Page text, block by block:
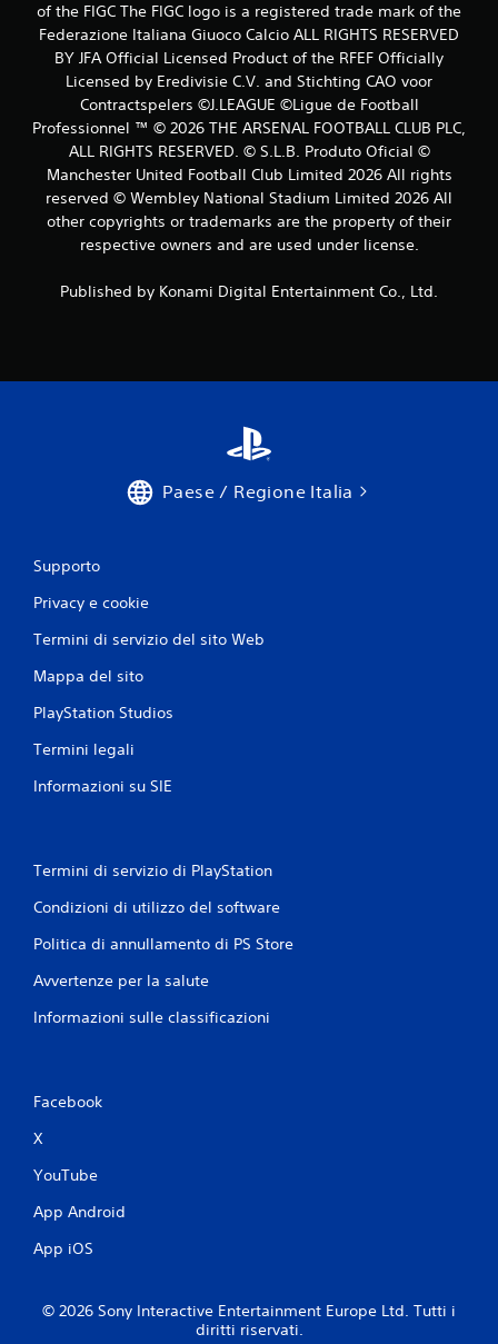
of the FIGC The FIGC logo is a registered trade mark of the
Federazione Italiana Giuoco Calcio ALL RIGHTS RESERVED
BY JFA Official Licensed Product of the RFEF Officially
Licensed by Eredivisie C.V. and Stichting CAO voor
Contractspelers ©J.LEAGUE ©Ligue de Football
Professionnel ™ © 2026 THE ARSENAL FOOTBALL CLUB PLC,
ALL RIGHTS RESERVED. © S.L.B. Produto Oficial ©
Manchester United Football Club Limited 2026 All rights
reserved © Wembley National Stadium Limited 2026 All
other copyrights or trademarks are the property of their
respective owners and are used under license.
Published by Konami Digital Entertainment Co., Ltd.
Paese / Regione Italia
Supporto
Privacy e cookie
Termini di servizio del sito Web
Mappa del sito
PlayStation Studios
Termini legali
Informazioni su SIE
Termini di servizio di PlayStation
Condizioni di utilizzo del software
Politica di annullamento di PS Store
Avvertenze per la salute
Informazioni sulle classificazioni
Facebook
X
YouTube
App Android
App iOS
© 2026 Sony Interactive Entertainment Europe Ltd. Tutti i
diritti riservati.